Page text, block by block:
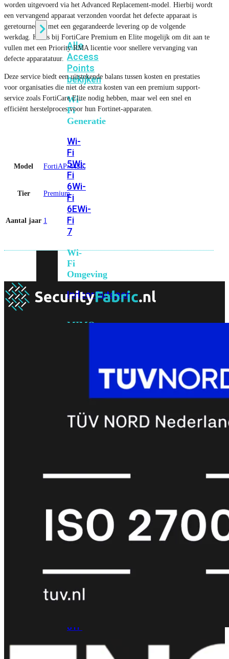
WiFi
Alle
Access
Points
bekijken
Wi-
Fi
Generatie
Wi-
Fi
5Wi-
Fi
6Wi-
Fi
6EWi-
Fi
7
Wi-
Fi
Omgeving
IndoorOutdoor
MIMO
FortiAPFortiWiFi
FortiGate
(FortiWiFi)
31G FortiWiFi
40F FortiWiFi
50G FortiWiFi
61F
70G
71GFortiWiFi
81F
worden uitgevoerd via het Advanced Replacement-model. Hierbij wordt
een vervangend apparaat verzonden voordat het defecte apparaat is
geretourneerd, met een gegarandeerde levering op de volgende
werkdag. Het is bij FortiCare Premium en Elite mogelijk om dit aan te
vullen met een Priority RMA licentie voor snellere vervanging van
defecte apparatatuur.
Deze service biedt een uitstekende balans tussen kosten en prestaties
voor organisaties die niet de extra kosten van een premium support-
service zoals FortiCare Elite nodig hebben, maar wel een snel en
efficiënt herstelproces voor hun Fortinet-apparaten.
Model FortiAP-443K
Tier Premium
Aantal jaar 1